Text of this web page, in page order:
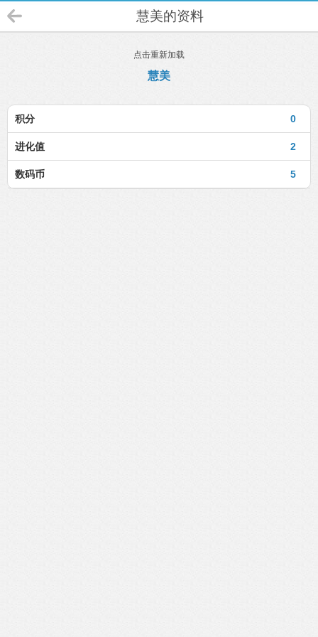
慧美的资料
点击重新加载
慧美
0
积分
2
进化值
5
数码币